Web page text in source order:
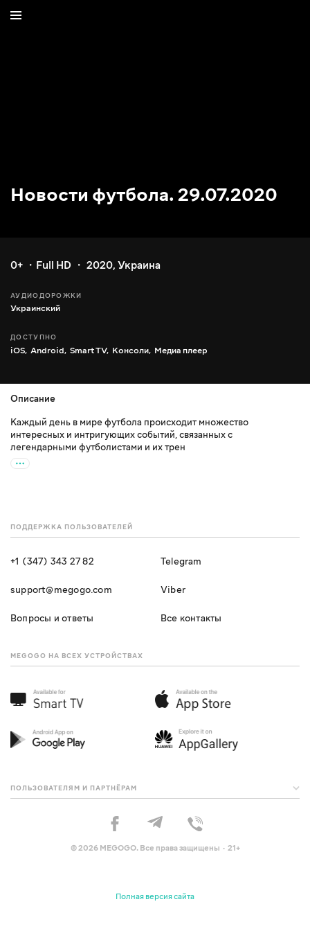
Новости футбола. 29.07.2020
0+ Full HD 2020, Украина
АУДИОДОРОЖКИ
Украинский
ДОСТУПНО
iOS, Android, Smart TV, Консоли, Медиа плеер
Описание
Каждый день в мире футбола происходит множество
интересных и интригующих событий, связанных с
легендарными футболистами и их трен
ПОДДЕРЖКА ПОЛЬЗОВАТЕЛЕЙ
+1 (347) 343 27 82
support@megogo.com
Вопросы и ответы
Telegram
Viber
Все контакты
MEGOGO НА ВСЕХ УСТРОЙСТВАХ
ПОЛЬЗОВАТЕЛЯМ И ПАРТНЁРАМ
© 2026 MEGOGO. Все права защищены · 21+
Полная версия сайта